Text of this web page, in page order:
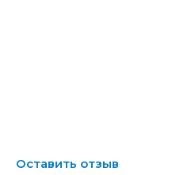
Оставить отзыв